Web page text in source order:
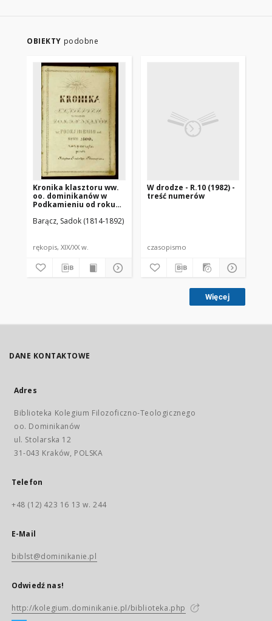
OBIEKTY podobne
Kronika klasztoru ww.
oo. dominikanów w
Podkamieniu od roku
księdza Sadoka
Barącz, Sadok (1814-1892)
rękopis, XIX/XX w.
W drodze - R.10 (1982) -
treść numerów
czasopismo
Więcej
DANE KONTAKTOWE
Adres
Biblioteka Kolegium Filozoficzno-Teologicznego
oo. Dominikanów
ul. Stolarska 12
31-043 Kraków, POLSKA
Telefon
+48 (12) 423 16 13 w. 244
E-Mail
biblst@dominikanie.pl
Odwiedź nas!
http://kolegium.dominikanie.pl/biblioteka.php